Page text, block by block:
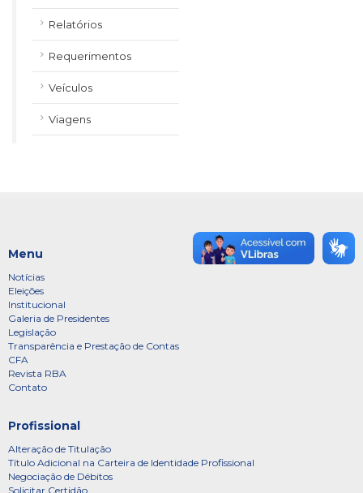
Relatórios
Requerimentos
Veículos
Viagens
Menu
Notícias
Eleições
Institucional
Galeria de Presidentes
Legislação
Transparência e Prestação de Contas
CFA
Revista RBA
Contato
Profissional
Alteração de Titulação
Título Adicional na Carteira de Identidade Profissional
Negociação de Débitos
Solicitar Certidão